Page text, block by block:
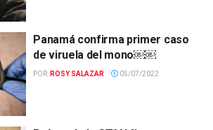
Panamá confirma primer caso
de viruela del mono￼￼
POR: ROSY SALAZAR 05/07/2022